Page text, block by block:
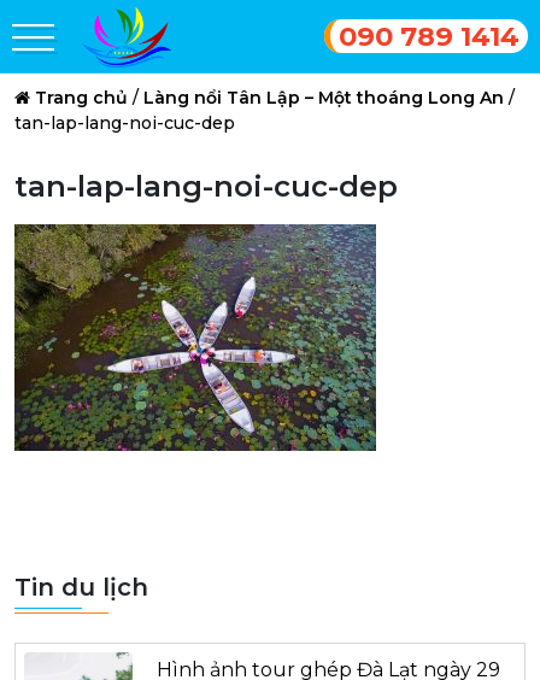
090 789 1414
Trang chủ / Làng nổi Tân Lập – Một thoáng Long An /
tan-lap-lang-noi-cuc-dep
tan-lap-lang-noi-cuc-dep
Tin du lịch
Hình ảnh tour ghép Đà Lạt ngày 29